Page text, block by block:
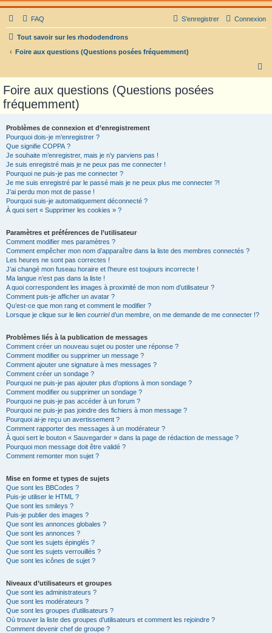
FAQ Connexion
S’enregistrer
Tout savoir sur les rhododendrons
Foire aux questions (Questions posées fréquemment)
Foire aux questions (Questions posées
fréquemment)
Problèmes de connexion et d’enregistrement
Pourquoi dois-je m’enregistrer ?
Que signifie COPPA ?
Je souhaite m’enregistrer, mais je n’y parviens pas !
Je suis enregistré mais je ne peux pas me connecter !
Pourquoi ne puis-je pas me connecter ?
Je me suis enregistré par le passé mais je ne peux plus me connecter ?!
J’ai perdu mon mot de passe !
Pourquoi suis-je automatiquement déconnecté ?
À quoi sert « Supprimer les cookies » ?
Paramètres et préférences de l’utilisateur
Comment modifier mes paramètres ?
Comment empêcher mon nom d’apparaître dans la liste des membres connectés ?
Les heures ne sont pas correctes !
J’ai changé mon fuseau horaire et l’heure est toujours incorrecte !
Ma langue n’est pas dans la liste !
A quoi correspondent les images à proximité de mon nom d’utilisateur ?
Comment puis-je afficher un avatar ?
Qu’est-ce que mon rang et comment le modifier ?
Lorsque je clique sur le lien courrield’un membre, on me demande de me connecter !?
Problèmes liés à la publication de messages
Comment créer un nouveau sujet ou poster une réponse ?
Comment modifier ou supprimer un message ?
Comment ajouter une signature à mes messages ?
Comment créer un sondage ?
Pourquoi ne puis-je pas ajouter plus d’options à mon sondage ?
Comment modifier ou supprimer un sondage ?
Pourquoi ne puis-je pas accéder à un forum ?
Pourquoi ne puis-je pas joindre des fichiers à mon message ?
Pourquoi ai-je reçu un avertissement ?
Comment rapporter des messages à un modérateur ?
À quoi sert le bouton « Sauvegarder » dans la page de rédaction de message ?
Pourquoi mon message doit être validé ?
Comment remonter mon sujet ?
Mise en forme et types de sujets
Que sont les BBCodes ?
Puis-je utiliser le HTML ?
Que sont les smileys ?
Puis-je publier des images ?
Que sont les annonces globales ?
Que sont les annonces ?
Que sont les sujets épinglés ?
Que sont les sujets verrouillés ?
Que sont les icônes de sujet ?
Niveaux d’utilisateurs et groupes
Que sont les administrateurs ?
Que sont les modérateurs ?
Que sont les groupes d’utilisateurs ?
Où trouver la liste des groupes d’utilisateurs et comment les rejoindre ?
Comment devenir chef de groupe ?